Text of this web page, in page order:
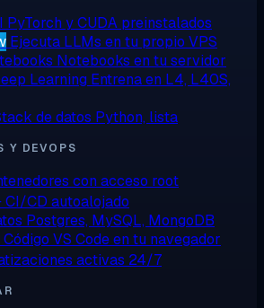
PyTorch y CUDA preinstalados
Ejecuta LLMs en tu propio VPS
Notebooks en tu servidor
Learning Entrena en L4, L40S,
de datos Python, lista
Y DEVOPS
con acceso root
CI/CD autoalojado
Postgres, MySQL, MongoDB
VS Code en tu navegador
activas 24/7